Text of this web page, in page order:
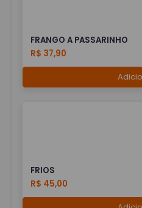
FRANGO A PASSARINHO
R$ 37,90
FRIOS
R$ 45,00